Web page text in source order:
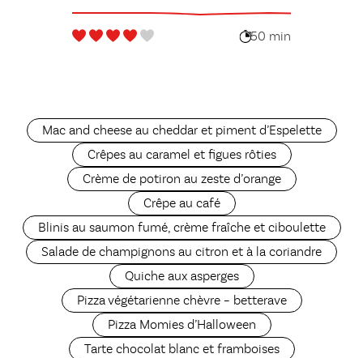
50 min
Mac and cheese au cheddar et piment d’Espelette
Crêpes au caramel et figues rôties
Crème de potiron au zeste d’orange
Crêpe au café
Blinis au saumon fumé, crème fraîche et ciboulette
Salade de champignons au citron et à la coriandre
Quiche aux asperges
Pizza végétarienne chèvre – betterave
Pizza Momies d’Halloween
Tarte chocolat blanc et framboises